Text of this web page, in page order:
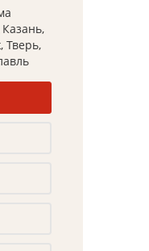
Тверь,